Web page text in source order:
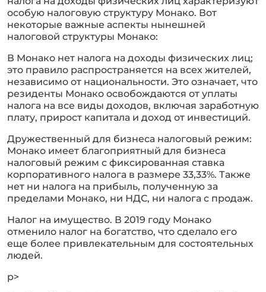
особую налоговую структуру Монако. Вот
некоторые важные аспекты нынешней
налоговой структуры Монако:
В Монако нет налога на доходы физических лиц;
это правило распространяется на всех жителей,
независимо от национальности. Это означает, что
резиденты Монако освобождаются от уплаты
налога на все виды доходов, включая заработную
плату, прирост капитала и доход от инвестиций.
Дружественный для бизнеса налоговый режим:
Монако имеет благоприятный для бизнеса
налоговый режим с фиксированная ставка
корпоративного налога в размере 33,33%. Также
нет ни налога на прибыль, полученную за
пределами Монако, ни НДС, ни налога с продаж.
Налог на имущество. В 2019 году Монако
отменило налог на богатство, что сделало его
еще более привлекательным для состоятельных
людей.
p>